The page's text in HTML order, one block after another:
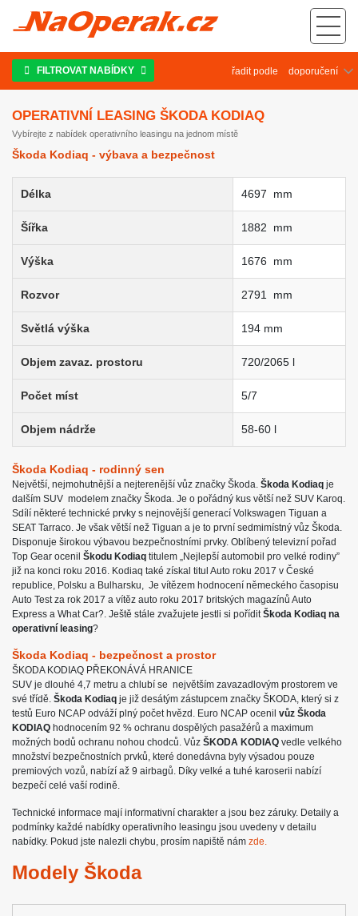
Operativní leasing Škoda Kodiaq
FILTROVAT NABÍDKY řadit podle
OPERATIVNÍ LEASING ŠKODA KODIAQ
Vybírejte z nabídek operativního leasingu na jednom místě
Škoda Kodiaq - výbava a bezpečnost
Délka 4697 mm
Šířka 1882 mm
Výška 1676 mm
Rozvor 2791 mm
Světlá výška 194 mm
Objem zavaz. prostoru 720/2065 l
Počet míst 5/7
Objem nádrže 58-60 l
Škoda Kodiaq - rodinný sen
Největší, nejmohutnější a nejterenější vůz značky Škoda. Škoda Kodiaq je
dalším SUV modelem značky Škoda. Je o pořádný kus větší než SUV Karoq.
Sdílí některé technické prvky s nejnovější generací Volkswagen Tiguan a
SEAT Tarraco. Je však větší než Tiguan a je to první sedmimístný vůz Škoda.
Disponuje širokou výbavou bezpečnostními prvky. Oblíbený televizní pořad
Top Gear ocenil Škodu Kodiaq titulem „Nejlepší automobil pro velké rodiny”
již na konci roku 2016. Kodiaq také získal titul Auto roku 2017 v České
republice, Polsku a Bulharsku, Je vítězem hodnocení německého časopisu
Auto Test za rok 2017 a vítěz auto roku 2017 britských magazínů Auto
Express a What Car?. Ještě stále zvažujete jestli si poříditŠkoda Kodiaq na
operativní leasing?
Škoda Kodiaq - bezpečnost a prostor
ŠKODA KODIAQ PŘEKONÁVÁ HRANICE
SUV je dlouhé 4,7 metru a chlubí se největším zavazadlovým prostorem ve
své třídě. Škoda Kodiaq je již desátým zástupcem značky ŠKODA, který si z
testů Euro NCAP odváží plný počet hvězd. Euro NCAP ocenil vůz Škoda
KODIAQ hodnocením 92 % ochranu dospělých pasažérů a maximum
možných bodů ochranu nohou chodců. Vůz ŠKODA KODIAQ vedle velkého
množství bezpečnostních prvků, které donedávna byly výsadou pouze
premiových vozů, nabízí až 9 airbagů. Díky velké a tuhé karoserii nabízí
bezpečí celé vaší rodině.
Technické informace mají informativní charakter a jsou bez záruky. Detaily a
podmínky každé nabídky operativního leasingu jsou uvedeny v detailu
nabídky. Pokud jste nalezli chybu, prosím napiště nám zde.
Modely Škoda